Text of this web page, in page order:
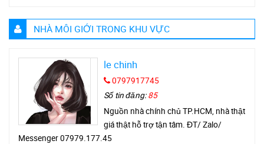
NHÀ MÔI GIỚI TRONG KHU VỰC
le chinh
0797917745
Số tin đăng:85
Nguồn nhà chính chủ TP.HCM, nhà thật
giá thật hỗ trợ tận tâm. ĐT/ Zalo/
Messenger 07979.177.45